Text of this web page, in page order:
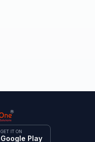
GET IT ON
Google Play